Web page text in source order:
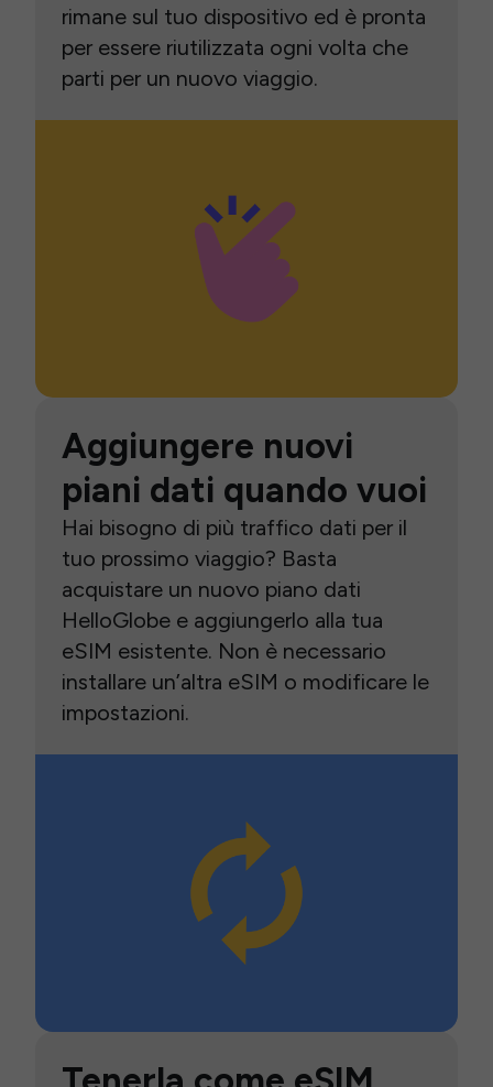
rimane sul tuo dispositivo ed è pronta
per essere riutilizzata ogni volta che
parti per un nuovo viaggio.
Aggiungere nuovi
piani dati quando vuoi
Hai bisogno di più traffico dati per il
tuo prossimo viaggio? Basta
acquistare un nuovo piano dati
HelloGlobe e aggiungerlo alla tua
eSIM esistente. Non è necessario
installare un’altra eSIM o modificare le
impostazioni.